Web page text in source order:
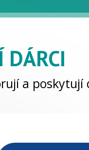
a poskytují